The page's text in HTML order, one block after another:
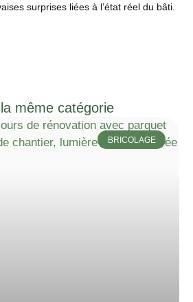
surprises liées à l’état réel du bâti.
même catégorie
BRICOLAGE